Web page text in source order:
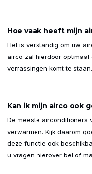
Hoe vaak heeft mijn
Het is verstandig om uw
airco zal hierdoor
verrassingen komt te
Kan ik mijn airco ook
De meeste airconditioners
verwarmen. Kijk daarom
deze functie ook
u vragen hierover bel of